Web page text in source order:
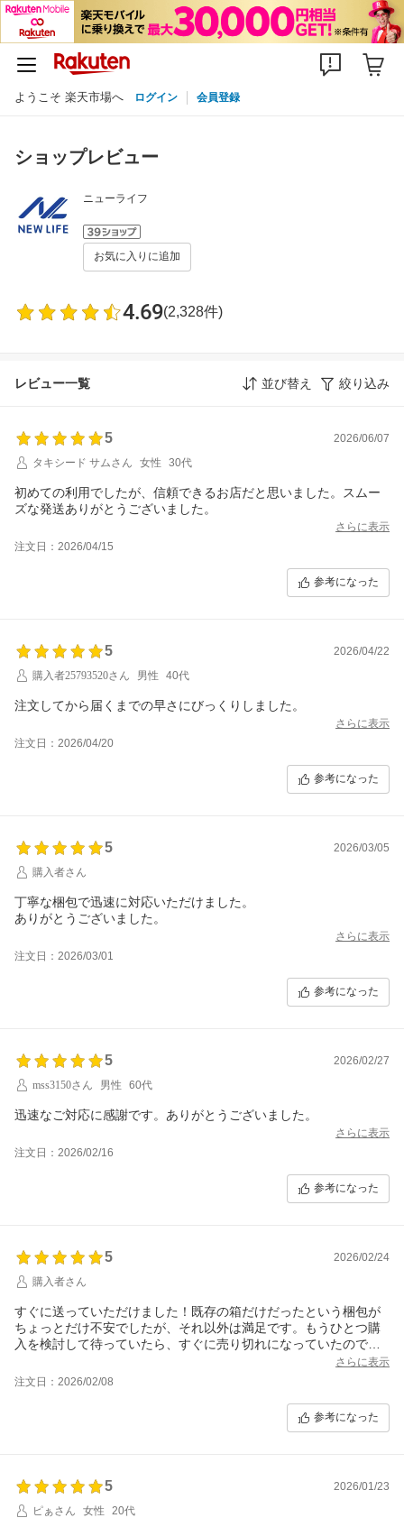
ようこそ 楽天市場へ ログイン 会員登録
ショップレビュー
ニューライフ
お気に入りに追加
4.69(2,328件)
レビュー一覧 並び替え 絞り込み
5
2026/06/07
タキシード サムさん
女性 30代
初めての利用でしたが、信頼できるお店だと思いました。スムー
ズな発送ありがとうございました。
さらに表示
注文日：2026/04/15
参考になった
5
2026/04/22
購入者25793520さん
男性 40代
注文してから届くまでの早さにびっくりしました。
さらに表示
注文日：2026/04/20
参考になった
5
2026/03/05
購入者さん
丁寧な梱包で迅速に対応いただけました。
ありがとうございました。
さらに表示
注文日：2026/03/01
参考になった
5
2026/02/27
mss3150さん
男性 60代
迅速なご対応に感謝です。ありがとうございました。
さらに表示
注文日：2026/02/16
参考になった
5
2026/02/24
購入者さん
すぐに送っていただけました！既存の箱だけだったという梱包が
ちょっとだけ不安でしたが、それ以外は満足です。もうひとつ購
入を検討して待っていたら、すぐに売り切れになっていたのでび
さらに表示
注文日：2026/02/08
参考になった
5
2026/01/23
ピぁさん
女性 20代